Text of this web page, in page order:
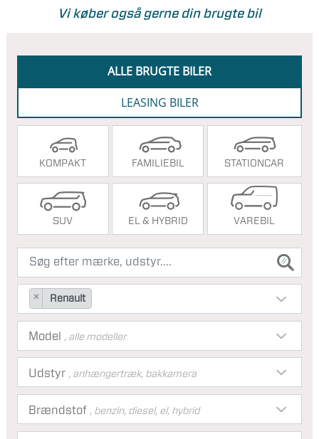
Vi køber også gerne din brugte bil
ALLE BRUGTE BILER
LEASING BILER
KOMPAKT FAMILIEBIL STATIONCAR
SUV EL & HYBRID VAREBIL
× Renault
Model , alle modeller
Brændstof , benzin, diesel, el, hybrid
Udstyr , anhængertræk, bakkamera